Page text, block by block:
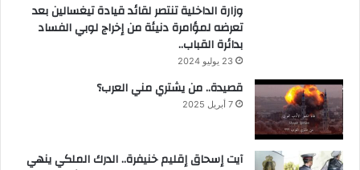
وزارة الداخلية تنتصر لقائد قيادة تيغسالين بعد
تعرضه لمؤامرة دنيئة من إخراج لوبي الفساد
بدائرة القباب..
23 يوليو 2024
قصيدة.. من يشتري مني العرب؟
7 أبريل 2025
آيت إسحاق إقليم خنيفرة.. الدرك الملكي ينهي